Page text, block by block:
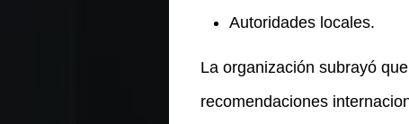
Autoridades locales.
La organización subrayó
recomendaciones